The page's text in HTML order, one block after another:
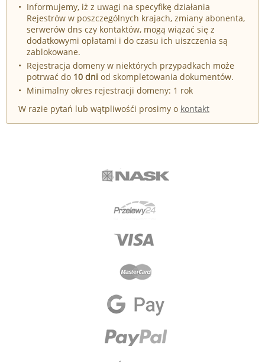
Informujemy, iż z uwagi na specyfikę działania
Rejestrów w poszczególnych krajach, zmiany abonenta,
serwerów dns czy kontaktów, mogą wiązać się z
dodatkowymi opłatami i do czasu ich uiszczenia są
zablokowane.
Rejestracja domeny w niektórych przypadkach może
potrwać do 10 dni od skompletowania dokumentów.
Minimalny okres rejestracji domeny: 1 rok
W razie pytań lub wątpliwośći prosimy o kontakt